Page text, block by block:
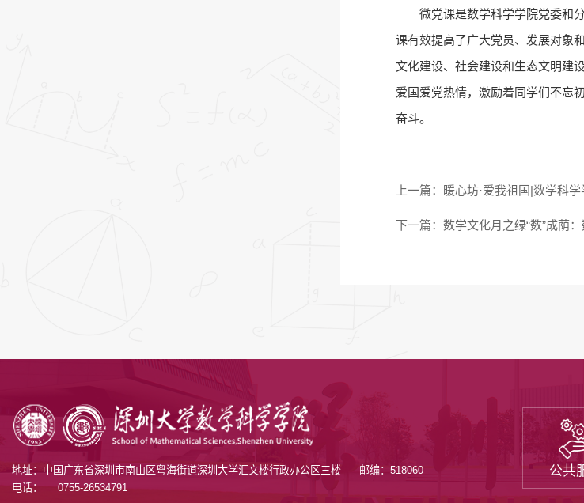
微党课是数学科学学院党委和
课有效提高了广大党员、发展对象
文化建设、社会建设和生态文明建
爱国爱党热情，激励着同学们不忘
奋斗。
上一篇： 暖心坊·爱我祖国|数学科
下一篇： 数学文化月之绿“数”成荫
地址：中国广东省深圳市南山区粤海街道深圳大学汇文楼行政办公区三楼
邮编：518060
电话：
0755-26534791
公共